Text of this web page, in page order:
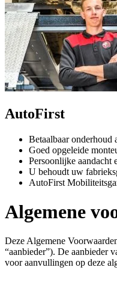
AutoFirst
Betaalbaar onderhoud
Goed opgeleide
Persoonlijke aandacht
U behoudt uw
AutoFirst
Algemene
Deze Algemene
“aanbieder”). De aanbieder
voor aanvullingen op deze